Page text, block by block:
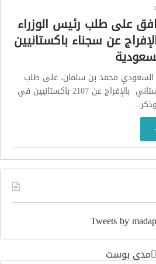
على طلب رئيس الوزراء
عن سجناء باكستانيين
محمد بن سلمان، على طلب
رئيس الوزراء الباكستاني بالإفراج عن 2107 باكستانيين في
Tweets by
‏مدى بوست‏